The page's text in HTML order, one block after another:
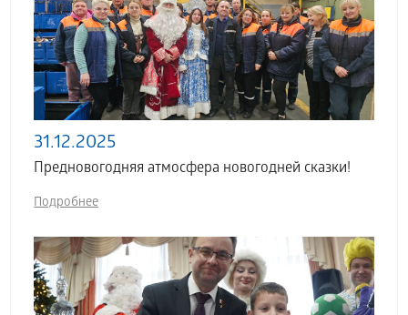
31.12.2025
Предновогодняя атмосфера новогодней сказки!
Подробнее